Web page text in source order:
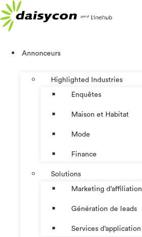
Aller
au
contenu
Annonceurs
Highlighted Industries
Enquêtes
Maison et Habitat
Mode
Finance
Solutions
Marketing d’affiliation
Génération de leads
Services d’application